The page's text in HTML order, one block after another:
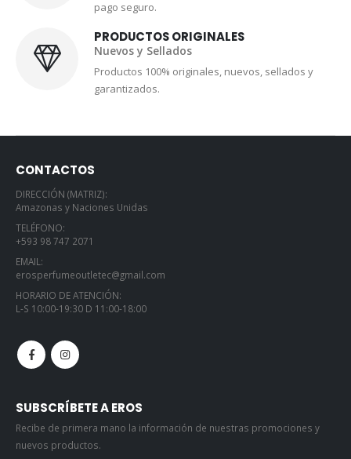
pago seguro.
PRODUCTOS ORIGINALES
Nuevos y Sellados
Productos 100% originales, nuevos, sellados y
garantizados.
CONTACTOS
DIRECCIÓN (MATRIZ):
Amazonas y Naciones Unidas
TELÉFONO:
+593 98 747 2071
EMAIL:
erosperfumeoutletec@gmail.com
HORARIO DE ATENCIÓN:
L-S 10:00-19:30 D 11:00-18:00
SUBSCRÍBETE A EROS
Recibe de primera mano la información de nuestras promociones y
nuevos productos.